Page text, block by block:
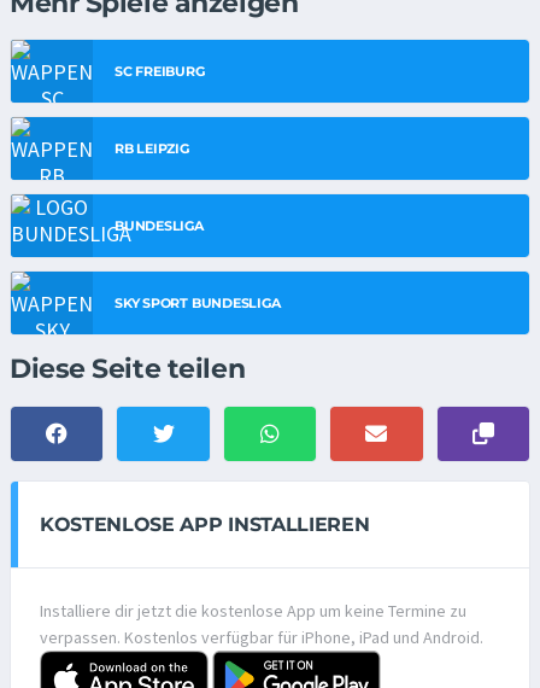
SC FREIBURG
RB LEIPZIG
BUNDESLIGA
SKY SPORT BUNDESLIGA
Diese Seite teilen
KOSTENLOSE APP INSTALLIEREN
Installiere dir jetzt die kostenlose App um keine Termine zu
verpassen. Kostenlos verfügbar für iPhone, iPad und Android.